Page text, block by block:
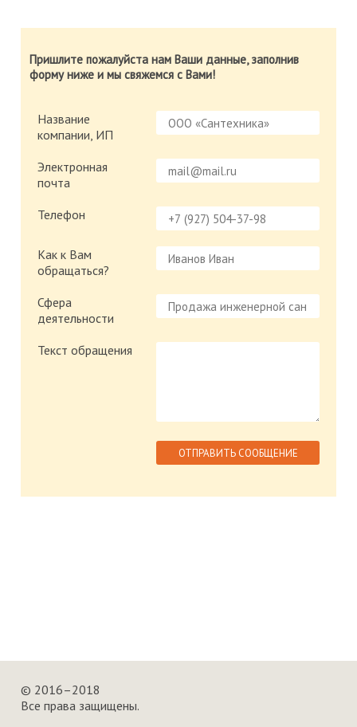
Пришлите пожалуйста нам Ваши данные, заполнив
форму ниже и мы свяжемся с Вами!
Название
компании, ИП
Электронная
почта
Телефон
Как к Вам
обращаться?
Сфера
деятельности
Текст обращения
© 2016–2018
Все права защищены.